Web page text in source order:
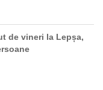
de vineri la Lepșa,